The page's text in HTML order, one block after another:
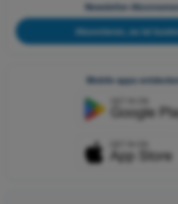
Newsletter-
Abonnieren, es ist
Mobile apps